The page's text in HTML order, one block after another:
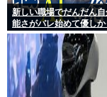
新しい職場でだんだん
能さがバレ始めて優し
りの人たちが徐々に冷
ていく時ってゾクゾクす